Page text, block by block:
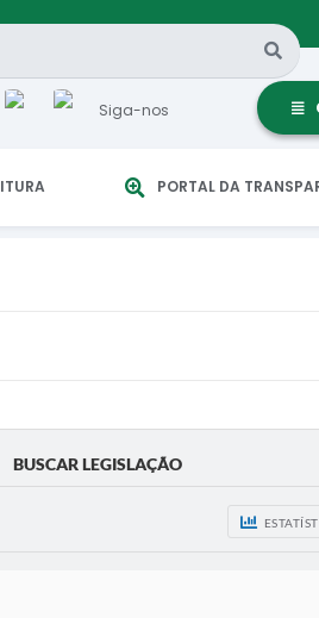
Siga-nos
PORTAL DA
BUSCAR LEGISLAÇÃO